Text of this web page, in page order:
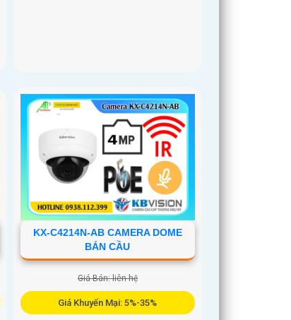
KX-C4214N-AB CAMERA DOME
BÁN CẦU
Giá Bán: liên hệ
Giá Khuyến Mại: 5%-35%